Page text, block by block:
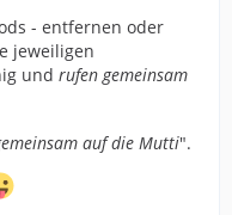
- entfernen oder
jeweiligen
und rufen gemeinsam
auf die Mutti".